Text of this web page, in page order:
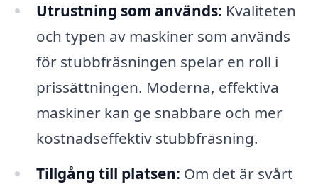
Utrustning som används: Kvaliteten
och typen av maskiner som används
för stubbfräsningen spelar en roll i
prissättningen. Moderna, effektiva
maskiner kan ge snabbare och mer
kostnadseffektiv stubbfräsning.
Tillgång till platsen: Om det är svårt